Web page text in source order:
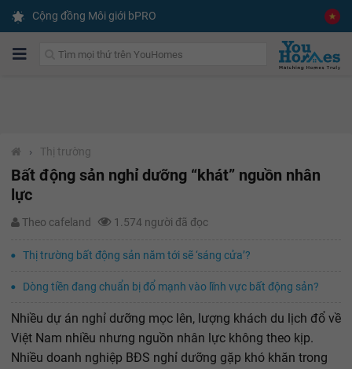
Cộng đồng Môi giới bPRO
› Thị trường
Bất động sản nghỉ dưỡng “khát” nguồn nhân
lực
Theo cafeland 1.574 người đã đọc
Thị trường bất động sản năm tới sẽ ‘sáng cửa’?
Dòng tiền đang chuẩn bị đổ mạnh vào lĩnh vực bất động sản?
Nhiều dự án nghỉ dưỡng mọc lên, lượng khách du lịch đổ về
Việt Nam nhiều nhưng nguồn nhân lực không theo kịp.
Nhiều doanh nghiệp BĐS nghỉ dưỡng gặp khó khăn trong